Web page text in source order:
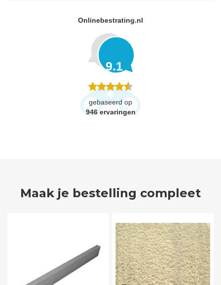
Onlinebestrating.nl
9.1
gebaseerd op
946 ervaringen
Maak je bestelling compleet